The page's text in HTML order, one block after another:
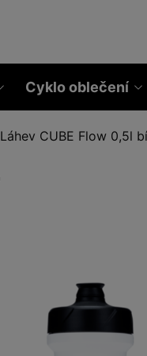
Cyklo oblečení
Láhev CUBE Flow 0,5l